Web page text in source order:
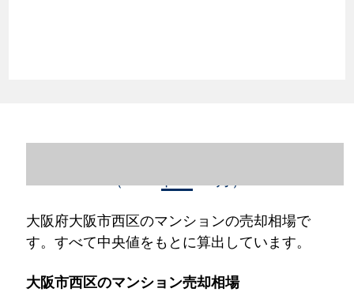
大阪府大阪市西区のマンションの売却相場で
す。すべて中央値をもとに算出しています。
大阪市西区のマンション売却相場